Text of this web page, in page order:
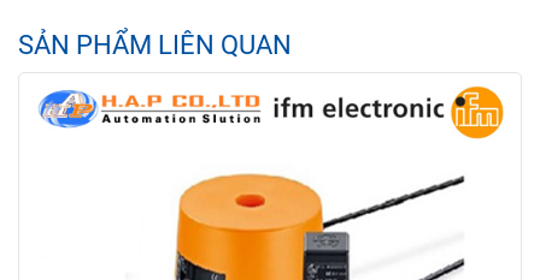
SẢN PHẨM LIÊN QUAN